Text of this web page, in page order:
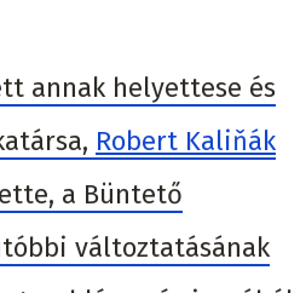
annak helyettese és
Robert Kaliňák
a Büntető
változtatásának